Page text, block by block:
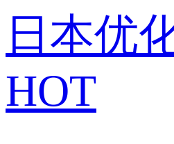
日本优
HOT